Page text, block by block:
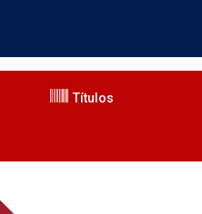
Títulos